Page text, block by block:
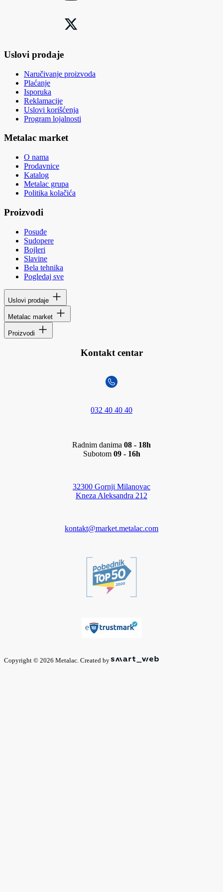
Uslovi prodaje
Naručivanje proizvoda
Plaćanje
Isporuka
Reklamacije
Uslovi korišćenja
Program lojalnosti
Metalac market
O nama
Prodavnice
Katalog
Metalac grupa
Politika kolačića
Proizvodi
Posuđe
Sudopere
Bojleri
Slavine
Bela tehnika
Pogledaj sve
Uslovi prodaje
Metalac market
Proizvodi
Kontakt centar
032 40 40 40
Radnim danima 08 - 18h
Subotom 09 - 16h
32300 Gornji Milanovac
Kneza Aleksandra 212
kontakt@market.metalac.com
Copyright © 2026 Metalac. Created by